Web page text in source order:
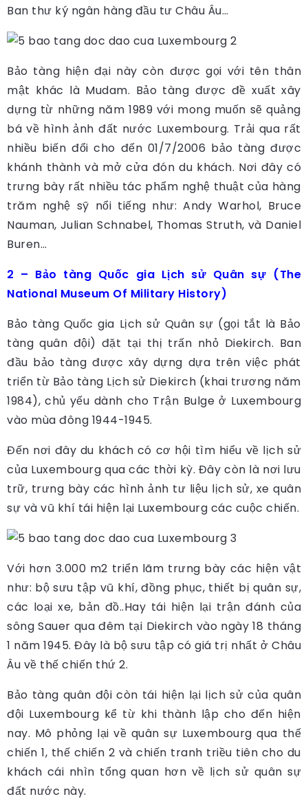
Ban thư ký ngân hàng đầu tư Châu Âu…
Bảo tàng hiện đại này còn được gọi với tên thân
mật khác là Mudam. Bảo tàng được đề xuất xây
dựng từ những năm 1989 với mong muốn sẽ quảng
bá về hình ảnh đất nước Luxembourg. Trải qua rất
nhiều biến đổi cho đến 01/7/2006 bảo tàng được
khánh thành và mở cửa đón du khách. Nơi đây có
trưng bày rất nhiều tác phẩm nghệ thuật của hàng
trăm nghệ sỹ nổi tiếng như: Andy Warhol, Bruce
Nauman, Julian Schnabel, Thomas Struth, và Daniel
Buren…
2 – Bảo tàng Quốc gia Lịch sử Quân sự (The
National Museum Of Military History)
Bảo tàng Quốc gia Lịch sử Quân sự (gọi tắt là Bảo
tàng quân đội) đặt tại thị trấn nhỏ Diekirch. Ban
đầu bảo tàng được xây dựng dựa trên việc phát
triển từ Bảo tàng Lịch sử Diekirch (khai trương năm
1984), chủ yếu dành cho Trận Bulge ở Luxembourg
vào mùa đông 1944-1945.
Đến nơi đây du khách có cơ hội tìm hiểu về lịch sử
của Luxembourg qua các thời kỳ. Đây còn là nơi lưu
trữ, trưng bày các hình ảnh tư liệu lịch sử, xe quân
sự và vũ khí tái hiện lại Luxembourg các cuộc chiến.
Với hơn 3.000 m2 triển lãm trưng bày các hiện vật
như: bộ sưu tập vũ khí, đồng phục, thiết bị quân sự,
các loại xe, bản đồ..Hay tái hiện lại trận đánh của
sông Sauer qua đêm tại Diekirch vào ngày 18 tháng
1 năm 1945. Đây là bộ sưu tập có giá trị nhất ở Châu
Âu về thế chiến thứ 2.
Bảo tàng quân đội còn tái hiện lại lịch sử của quân
đội Luxembourg kể từ khi thành lập cho đến hiện
nay. Mô phỏng lại về quân sự Luxembourg qua thế
chiến 1, thế chiến 2 và chiến tranh triều tiên cho du
khách cái nhìn tổng quan hơn về lịch sử quân sự
đất nước này.